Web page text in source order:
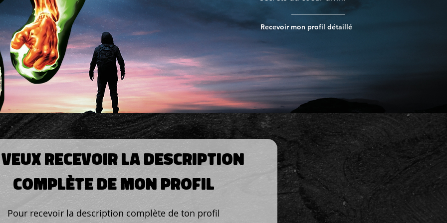
Recevoir mon profil détaillé
veux recevoir la description
complète de mon profil
Pour recevoir la description complète de ton profil